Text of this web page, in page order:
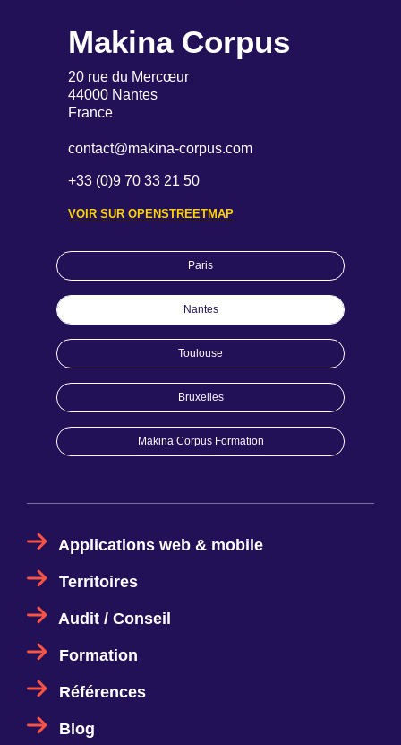
Applications web & mobile
Territoires
Audit / Conseil
Formation
Références
Blog
Paris
Nantes
Toulouse
Bruxelles
Makina Corpus Formation
Makina Corpus
20 rue du Mercœur
44000 Nantes
France
contact@makina-corpus.com
+33 (0)9 70 33 21 50
VOIR SUR OPENSTREETMAP